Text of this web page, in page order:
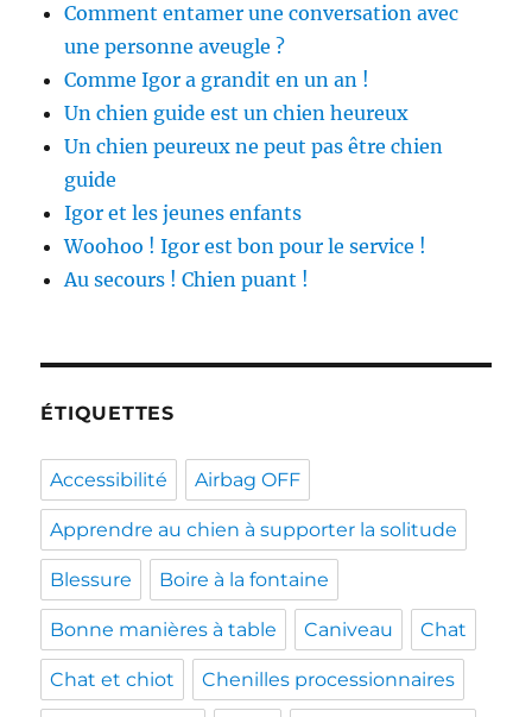
Comment entamer une conversation avec
une personne aveugle ?
Comme Igor a grandit en un an !
Un chien guide est un chien heureux
Un chien peureux ne peut pas être chien
guide
Igor et les jeunes enfants
Woohoo ! Igor est bon pour le service !
Au secours ! Chien puant !
ÉTIQUETTES
Accessibilité Airbag OFF
Apprendre au chien à supporter la solitude
Blessure Boire à la fontaine
Bonne manières à table Caniveau Chat
Chat et chiot Chenilles processionnaires